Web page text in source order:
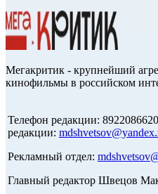
Мегакритик - крупнейший
кинофильмы в российском
Телефон редакции:
редакции:
Рекламный отдел:
Главный редактор Швецов